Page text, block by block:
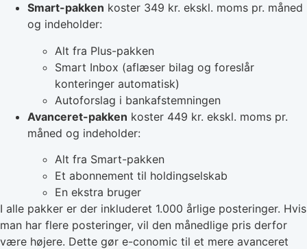
Smart-pakken koster 349 kr. ekskl. moms pr. måned
og indeholder:
Alt fra Plus-pakken
Smart Inbox (aflæser bilag og foreslår
konteringer automatisk)
Autoforslag i bankafstemningen
Avanceret-pakken koster 449 kr. ekskl. moms pr.
måned og indeholder:
Alt fra Smart-pakken
Et abonnement til holdingselskab
En ekstra bruger
I alle pakker er der inkluderet 1.000 årlige posteringer. Hvis
man har flere posteringer, vil den månedlige pris derfor
være højere. Dette gør e-conomic til et mere avanceret